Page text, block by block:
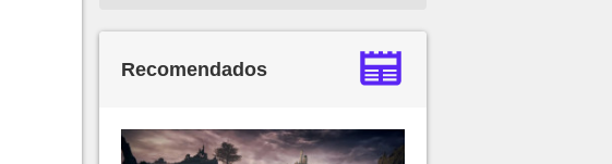
Recomendados